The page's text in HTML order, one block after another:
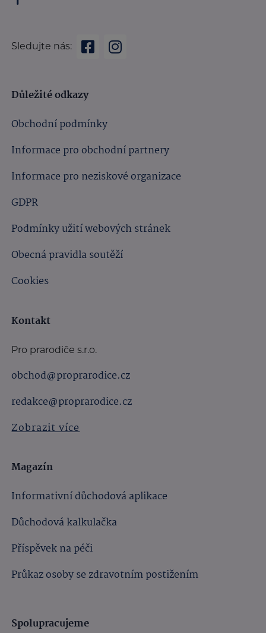
Sledujte nás:
Důležité odkazy
Obchodní podmínky
Informace pro obchodní partnery
Informace pro neziskové organizace
GDPR
Podmínky užití webových stránek
Obecná pravidla soutěží
Cookies
Kontakt
Pro prarodiče s.r.o.
obchod@proprarodice.cz
redakce@proprarodice.cz
Zobrazit více
Magazín
Informativní důchodová aplikace
Důchodová kalkulačka
Příspěvek na péči
Průkaz osoby se zdravotním postižením
Spolupracujeme